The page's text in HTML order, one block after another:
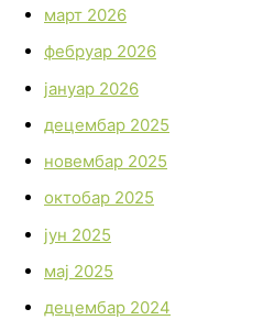
март 2026
фебруар 2026
јануар 2026
децембар 2025
новембар 2025
октобар 2025
јун 2025
мај 2025
децембар 2024